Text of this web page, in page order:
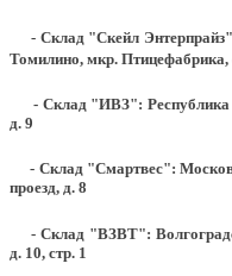
- Склад "Скейл
Томилино, мкр. Птицефабрика,
- Склад "ИВЗ": Республика
д. 9
- Склад "Смартвес":
проезд, д. 8
- Склад "ВЗВТ":
д. 10, стр. 1